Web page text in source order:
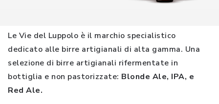
Le Vie del Luppolo è il marchio specialistico
dedicato alle birre artigianali di alta gamma. Una
selezione di birre artigianali rifermentate in
bottiglia e non pastorizzate: Blonde Ale, IPA, e
Red Ale.